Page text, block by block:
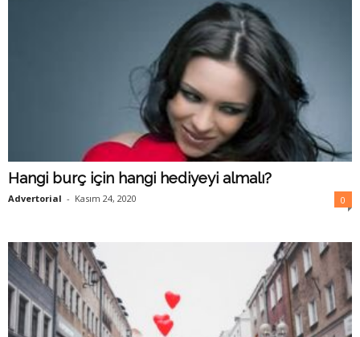
Hangi burç için hangi hediyeyi almalı?
Advertorial - Kasım 24, 2020 0